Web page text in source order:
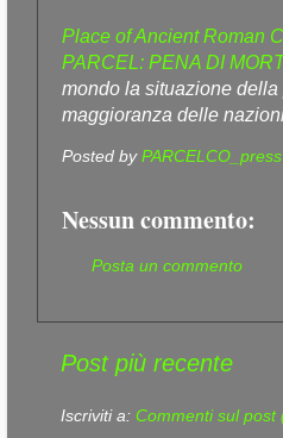
Place of Ancient Roman
PARCEL: PENA DI
mondo la situazione
maggioranza delle
Posted byPARCELCO_press
Nessun commento:
Posta un commento
Post più recente
Iscriviti a: Commenti sul post